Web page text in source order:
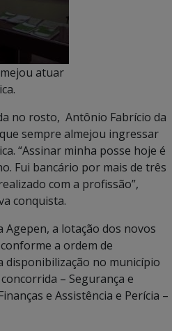
atuar
no rosto, Antônio Fabrício da
sempre almejou ingressar
“Assinar minha posse hoje é
Fui bancário por mais de três
com a profissão”,
conquista.
Agepen, a lotação dos novos
a ordem de
disponibilização no município
– Segurança e
e Assistência e Perícia –